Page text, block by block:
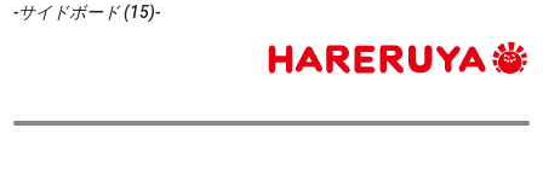
-サイドボード (15)-